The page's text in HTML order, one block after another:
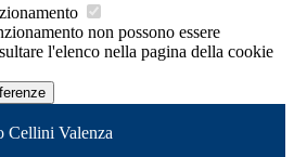
non possono essere
l'elenco nella pagina della cookie
Cellini Valenza